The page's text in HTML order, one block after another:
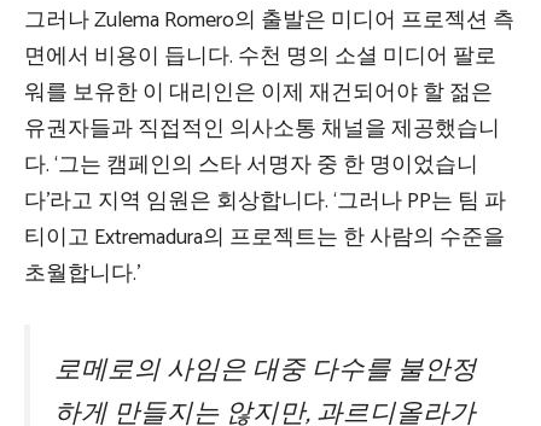
그러나 Zulema Romero의 출발은 미디어 프로젝션 측
면에서 비용이 듭니다. 수천 명의 소셜 미디어 팔로
워를 보유한 이 대리인은 이제 재건되어야 할 젊은
유권자들과 직접적인 의사소통 채널을 제공했습니
다. ‘그는 캠페인의 스타 서명자 중 한 명이었습니
다’라고 지역 임원은 회상합니다. ‘그러나 PP는 팀 파
티이고 Extremadura의 프로젝트는 한 사람의 수준을
초월합니다.’
로메로의 사임은 대중 다수를 불안정
하게 만들지는 않지만, 과르디올라가